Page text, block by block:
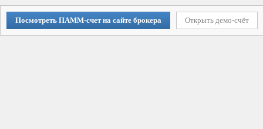
Посмотреть ПАММ-счет на сайте брокера Открыть демо-счёт